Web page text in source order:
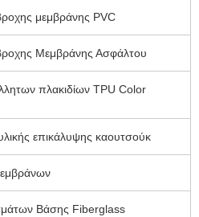
μεμβράνης PVC
Μεμβράνης Ασφάλτου
πλακιδίων TPU Color
επικάλυψης καουτσούκ
Βάσης Fiberglass